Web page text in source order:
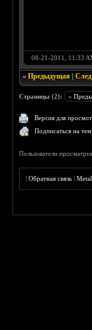
08-21-2011, 11:33
«Предыдущая |
Страницы (2): «
Версия для
Подписаться на
Пользователи
|Обратная связь |